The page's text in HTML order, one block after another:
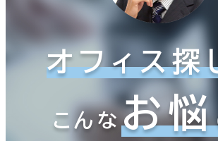
オフィス探
こんなお